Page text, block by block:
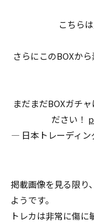
こちら
さらにこのBOXか
まだまだBOXガチ
ださい！
— 日本トレーディ
掲載画像を見る限り
ようです。
トレカは非常に傷